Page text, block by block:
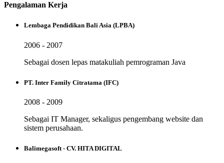
Pengalaman Kerja
Lembaga Pendidikan Bali Asia (LPBA)
2006 - 2007
Sebagai dosen lepas matakuliah pemrograman Java
PT. Inter Family Citratama (IFC)
2008 - 2009
Sebagai IT Manager, sekaligus pengembang website dan
sistem perusahaan.
Balimegasoft - CV. HITA DIGITAL